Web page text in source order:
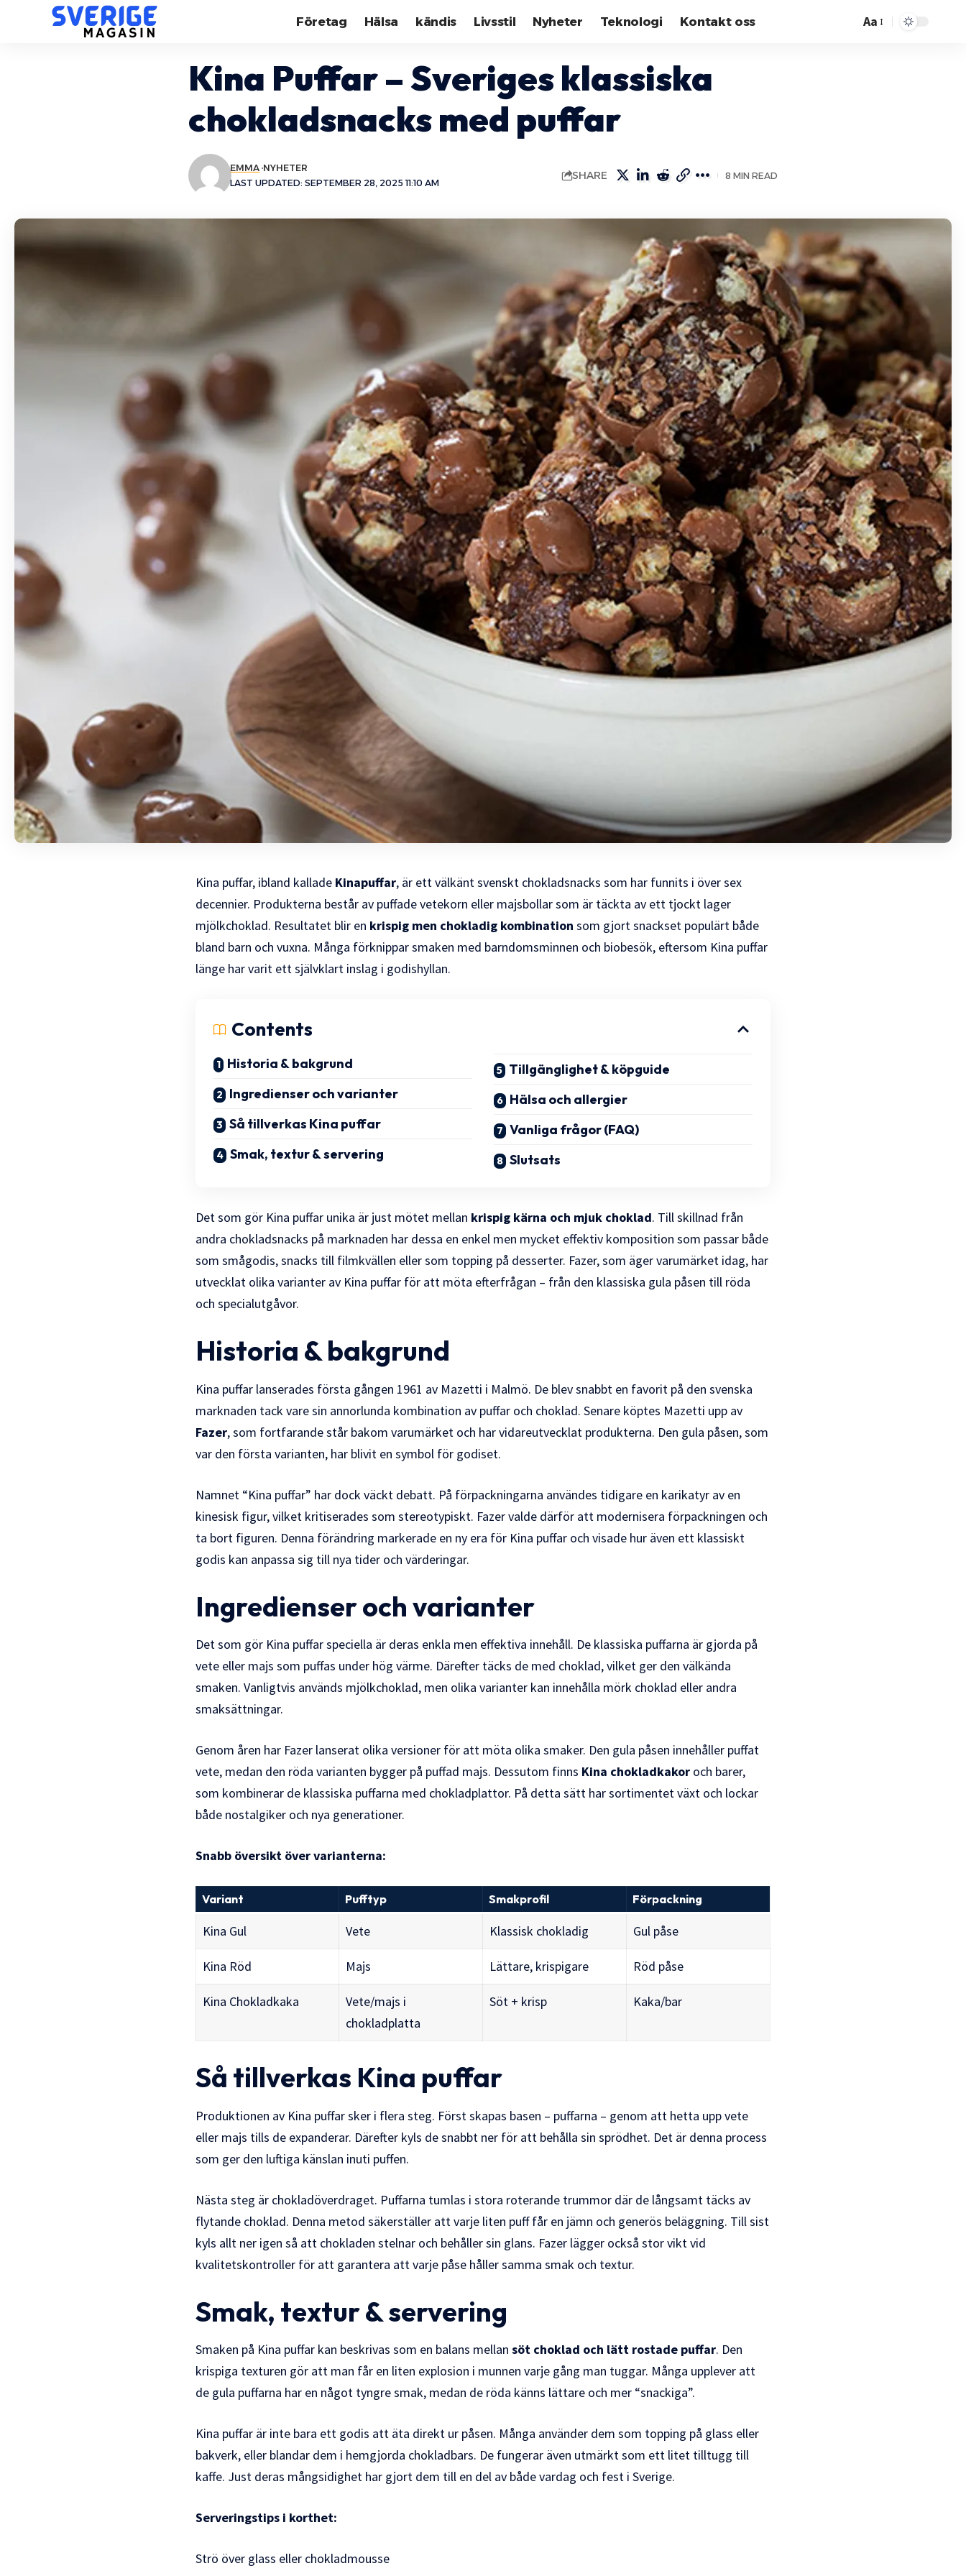
Företag Hälsa kändis Livsstil Nyheter Teknologi Kontakt oss Aa
Kina Puffar – Sveriges klassiska
chokladsnacks med puffar
LAST UPDATED: SEPTEMBER 28, 2025 11:10 AM
EMMA NYHETER
SHARE 8 MIN READ
Kina puffar, ibland kallade Kinapuffar, är ett välkänt svenskt chokladsnacks som har funnits i över sex
decennier. Produkterna består av puffade vetekorn eller majsbollar som är täckta av ett tjockt lager
mjölkchoklad. Resultatet blir en krispig men chokladig kombination som gjort snackset populärt både
bland barn och vuxna. Många förknippar smaken med barndomsminnen och biobesök, eftersom Kina puffar
länge har varit ett självklart inslag i godishyllan.
Contents
Historia & bakgrund
Ingredienser och varianter
Så tillverkas Kina puffar
Smak, textur & servering
Tillgänglighet & köpguide
Hälsa och allergier
Vanliga frågor (FAQ)
Slutsats
Det som gör Kina puffar unika är just mötet mellan krispig kärna och mjuk choklad. Till skillnad från
andra chokladsnacks på marknaden har dessa en enkel men mycket effektiv komposition som passar både
som smågodis, snacks till filmkvällen eller som topping på desserter. Fazer, som äger varumärket idag, har
utvecklat olika varianter av Kina puffar för att möta efterfrågan – från den klassiska gula påsen till röda
och specialutgåvor.
Historia & bakgrund
Kina puffar lanserades första gången 1961 av Mazetti i Malmö. De blev snabbt en favorit på den svenska
marknaden tack vare sin annorlunda kombination av puffar och choklad. Senare köptes Mazetti upp av
Fazer, som fortfarande står bakom varumärket och har vidareutvecklat produkterna. Den gula påsen, som
var den första varianten, har blivit en symbol för godiset.
Namnet “Kina puffar” har dock väckt debatt. På förpackningarna användes tidigare en karikatyr av en
kinesisk figur, vilket kritiserades som stereotypiskt. Fazer valde därför att modernisera förpackningen och
ta bort figuren. Denna förändring markerade en ny era för Kina puffar och visade hur även ett klassiskt
godis kan anpassa sig till nya tider och värderingar.
Ingredienser och varianter
Det som gör Kina puffar speciella är deras enkla men effektiva innehåll. De klassiska puffarna är gjorda på
vete eller majs som puffas under hög värme. Därefter täcks de med choklad, vilket ger den välkända
smaken. Vanligtvis används mjölkchoklad, men olika varianter kan innehålla mörk choklad eller andra
smaksättningar.
Genom åren har Fazer lanserat olika versioner för att möta olika smaker. Den gula påsen innehåller puffat
vete, medan den röda varianten bygger på puffad majs. Dessutom finns Kina chokladkakor och barer,
som kombinerar de klassiska puffarna med chokladplattor. På detta sätt har sortimentet växt och lockar
både nostalgiker och nya generationer.
Snabb översikt över varianterna:
Variant Pufftyp Smakprofil Förpackning
Kina Gul Vete Klassisk chokladig Gul påse
Kina Röd Majs Lättare, krispigare Röd påse
Kina Chokladkaka
Vete/majs i
chokladplatta
Söt + krisp Kaka/bar
Så tillverkas Kina puffar
Produktionen av Kina puffar sker i flera steg. Först skapas basen – puffarna – genom att hetta upp vete
eller majs tills de expanderar. Därefter kyls de snabbt ner för att behålla sin sprödhet. Det är denna process
som ger den luftiga känslan inuti puffen.
Nästa steg är chokladöverdraget. Puffarna tumlas i stora roterande trummor där de långsamt täcks av
flytande choklad. Denna metod säkerställer att varje liten puff får en jämn och generös beläggning. Till sist
kyls allt ner igen så att chokladen stelnar och behåller sin glans. Fazer lägger också stor vikt vid
kvalitetskontroller för att garantera att varje påse håller samma smak och textur.
Smak, textur & servering
Smaken på Kina puffar kan beskrivas som en balans mellan söt choklad och lätt rostade puffar. Den
krispiga texturen gör att man får en liten explosion i munnen varje gång man tuggar. Många upplever att
de gula puffarna har en något tyngre smak, medan de röda känns lättare och mer “snackiga”.
Kina puffar är inte bara ett godis att äta direkt ur påsen. Många använder dem som topping på glass eller
bakverk, eller blandar dem i hemgjorda chokladbars. De fungerar även utmärkt som ett litet tilltugg till
kaffe. Just deras mångsidighet har gjort dem till en del av både vardag och fest i Sverige.
Serveringstips i korthet:
Strö över glass eller chokladmousse